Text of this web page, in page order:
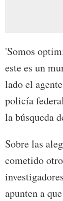
'Somos
este es un
lado el
policía
la búsqueda
Sobre las
cometido
apunten a